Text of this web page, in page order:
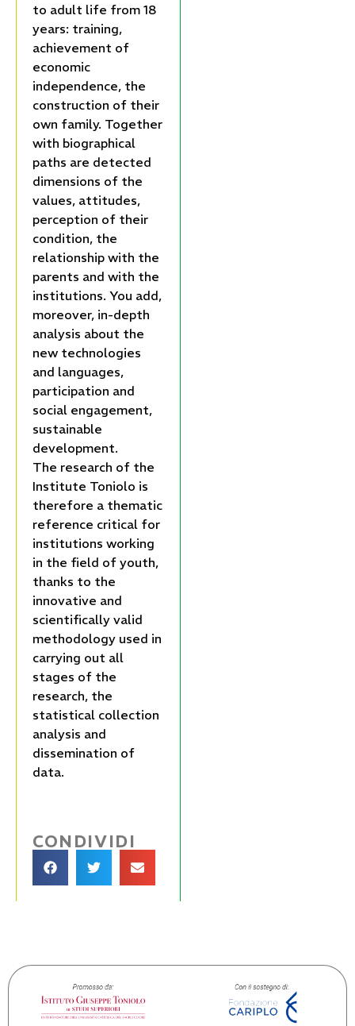
to adult life from 18
years: training,
achievement of
economic
independence, the
construction of their
own family. Together
with biographical
paths are detected
dimensions of the
values, attitudes,
perception of their
condition, the
relationship with the
parents and with the
institutions. You add,
moreover, in-depth
analysis about the
new technologies
and languages,
participation and
social engagement,
sustainable
development.
The research of the
Institute Toniolo is
therefore a thematic
reference critical for
institutions working
in the field of youth,
thanks to the
innovative and
scientifically valid
methodology used in
carrying out all
stages of the
research, the
statistical collection
analysis and
dissemination of
data.
CONDIVIDI